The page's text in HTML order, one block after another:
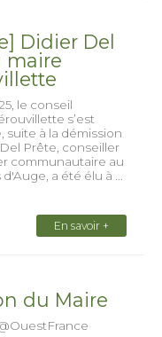
Didier Del
maire
le conseil
s’est
suite à la démission
Prête, conseiller
communautaire au
a été élu à ...
En savoir +
du Maire